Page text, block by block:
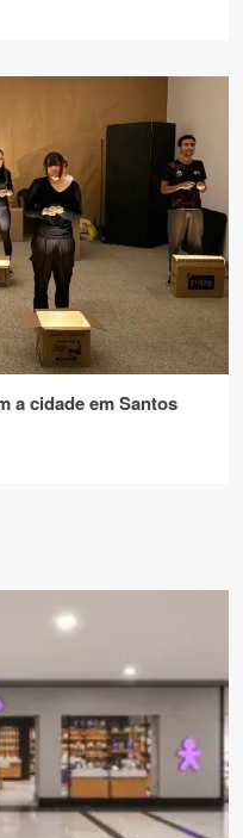
a cidade em Santos